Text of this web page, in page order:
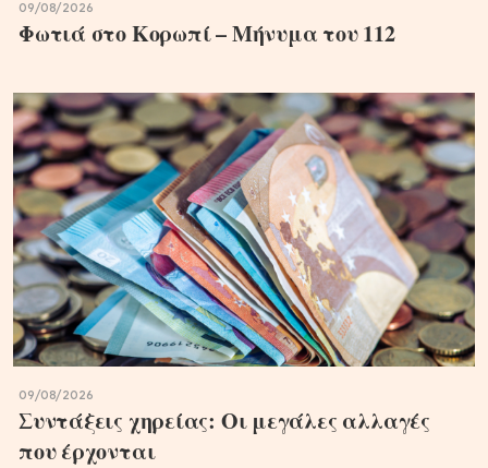
09/08/2026
Φωτιά στο Κορωπί – Μήνυμα του 112
09/08/2026
Συντάξεις χηρείας: Οι μεγάλες αλλαγές
που έρχονται